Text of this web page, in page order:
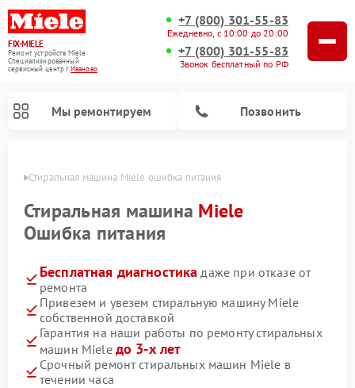
FIX-MIELE
Ремонт устройств Miele
Специализированный
cервисный центр г.Иваново
+7 (800) 301-55-83
Ежедневно, с 10:00 до 20:00
+7 (800) 301-55-83
Звонок бесплатный по РФ
Мы ремонтируем Позвонить
Стиральная машина Miele ошибка питания
Стиральная машина Miele
Ошибка питания
Бесплатная диагностика даже при отказе от
ремонта
Привезем и увезем стиральную машину Miele
собственной доставкой
Гарантия на наши работы по ремонту стиральных
машин Miele до 3-х лет
Срочный ремонт стиральных машин Miele в
течении часа